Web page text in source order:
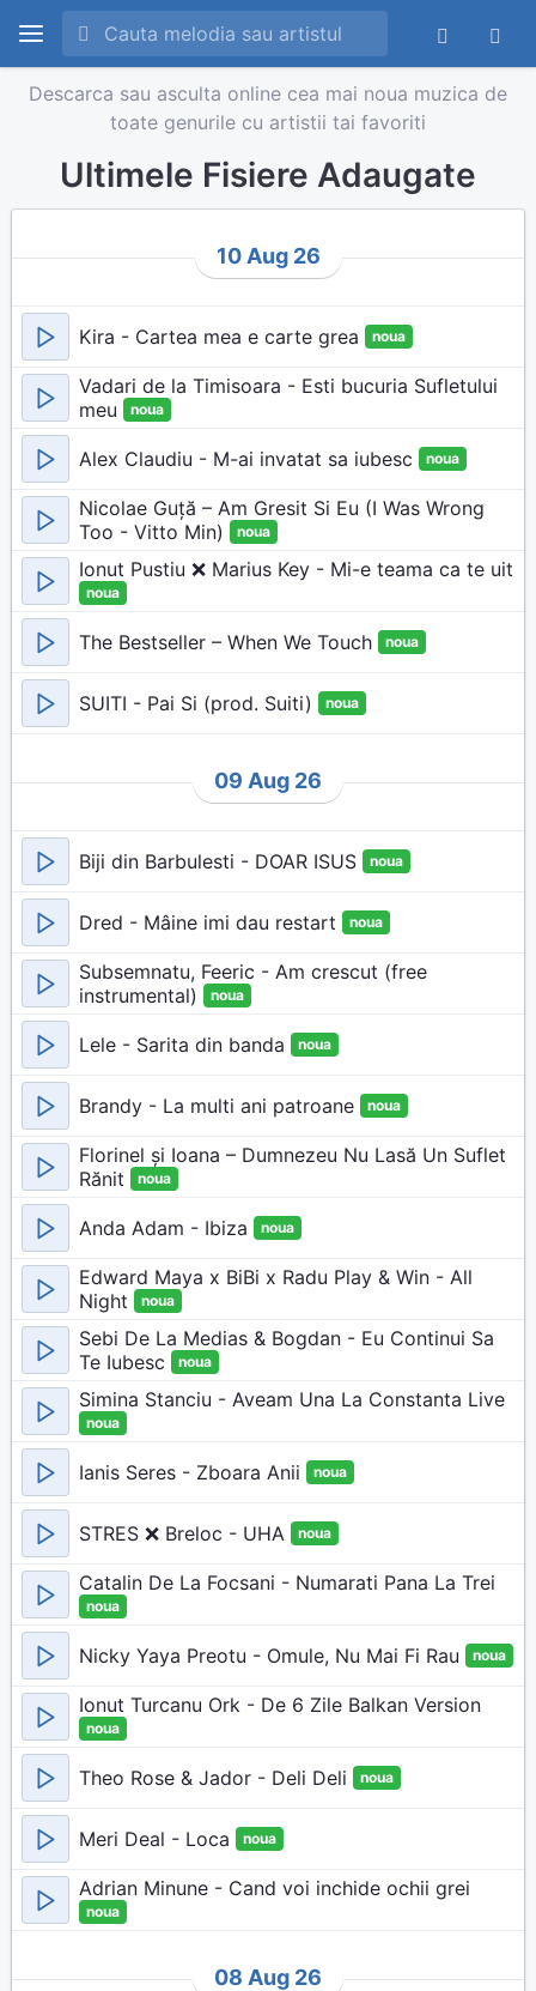
Descarca sau asculta online cea mai noua muzica de
toate genurile cu artistii tai favoriti
Ultimele Fisiere Adaugate
10 Aug 26
Kira - Cartea mea e carte grea noua
Vadari de la Timisoara - Esti bucuria Sufletului
meu
noua
Alex Claudiu - M-ai invatat sa iubesc noua
Nicolae Guță – Am Gresit Si Eu (I Was Wrong
Too - Vitto Min)
noua
Ionut Pustiu ❌ Marius Key - Mi-e teama ca te uit
noua
The Bestseller – When We Touch noua
SUITI - Pai Si (prod. Suiti) noua
09 Aug 26
Biji din Barbulesti - DOAR ISUS noua
Dred - Mâine imi dau restart noua
Subsemnatu, Feeric - Am crescut (free
instrumental)
noua
Lele - Sarita din banda noua
Brandy - La multi ani patroane noua
Florinel și Ioana – Dumnezeu Nu Lasă Un Suflet
Rănit
noua
Anda Adam - Ibiza noua
Edward Maya x BiBi x Radu Play & Win - All
Night
noua
Sebi De La Medias & Bogdan - Eu Continui Sa
Te Iubesc
noua
Simina Stanciu - Aveam Una La Constanta Live
noua
Ianis Seres - Zboara Anii noua
STRES ❌ Breloc - UHA noua
Catalin De La Focsani - Numarati Pana La Trei
noua
Nicky Yaya Preotu - Omule, Nu Mai Fi Rau noua
Ionut Turcanu Ork - De 6 Zile Balkan Version
noua
Theo Rose & Jador - Deli Deli noua
Meri Deal - Loca noua
Adrian Minune - Cand voi inchide ochii grei
noua
08 Aug 26